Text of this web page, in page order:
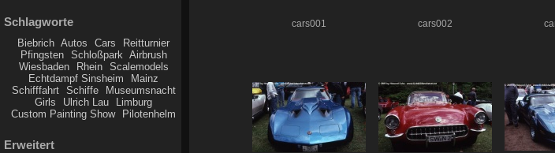
Schlagworte
Biebrich Autos Cars
Reitturnier
Pfingsten
Schloßpark Airbrush
Wiesbaden
Rhein
Scalemodels
Echtdampf Sinsheim
Mainz
Schifffahrt
Schiffe
Museumsnacht
Girls
Ulrich Lau
Limburg
Custom Painting Show
Pilotenhelm
Erweitert
cars001 cars002